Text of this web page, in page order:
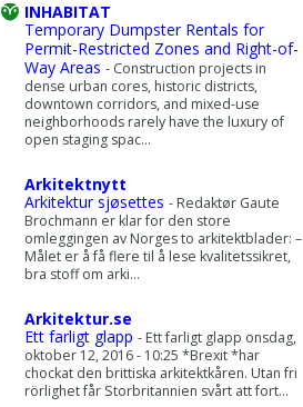
INHABITAT
Temporary Dumpster Rentals for
Permit-Restricted Zones and Right-of-
Way Areas - Construction projects in
dense urban cores, historic districts,
downtown corridors, and mixed-use
neighborhoods rarely have the luxury of
open staging spac...
Arkitektnytt
Arkitektur sjøsettes - Redaktør Gaute
Brochmann er klar for den store
omleggingen av Norges to arkitektblader: –
Målet er å få flere til å lese kvalitetssikret,
bra stoff om arki...
Arkitektur.se
Ett farligt glapp - Ett farligt glapp onsdag,
oktober 12, 2016 - 10:25 *Brexit *har
chockat den brittiska arkitektkåren. Utan fri
rörlighet får Storbritannien svårt att fort...